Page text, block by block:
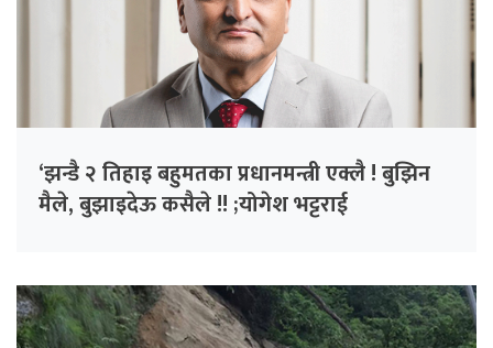
‘झन्डै २ तिहाइ बहुमतका प्रधानमन्त्री एक्लै ! बुझिन
मैले, बुझाइदेऊ कसैले !! ;योगेश भट्टराई